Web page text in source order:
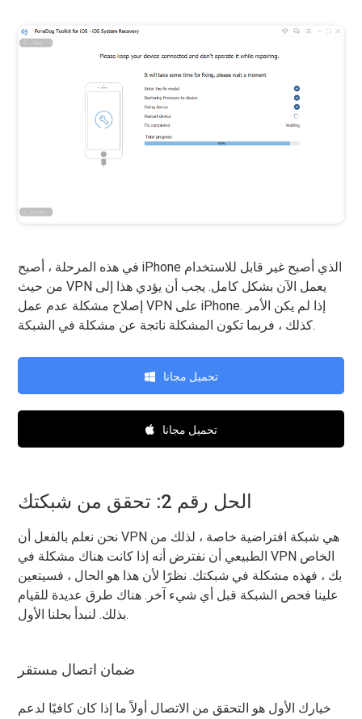
في هذه المرحلة ، أصبح iPhone الذي أصبح غير قابل للاستخدام
من حيث VPN يعمل الآن بشكل كامل. يجب أن يؤدي هذا إلى
إصلاح مشكلة عدم عمل VPN على iPhone. إذا لم يكن الأمر
كذلك ، فربما تكون المشكلة ناتجة عن مشكلة في الشبكة.
تحميل مجانا
تحميل مجانا
الحل رقم 2: تحقق من شبكتك
نحن نعلم بالفعل أن VPN هي شبكة افتراضية خاصة ، لذلك من
الطبيعي أن نفترض أنه إذا كانت هناك مشكلة في VPN الخاص
بك ، فهذه مشكلة في شبكتك. نظرًا لأن هذا هو الحال ، فسيتعين
علينا فحص الشبكة قبل أي شيء آخر. هناك طرق عديدة للقيام
بذلك. لنبدأ بحلنا الأول.
ضمان اتصال مستقر
خيارك الأول هو التحقق من الاتصال أولاً ما إذا كان كافيًا لدعم